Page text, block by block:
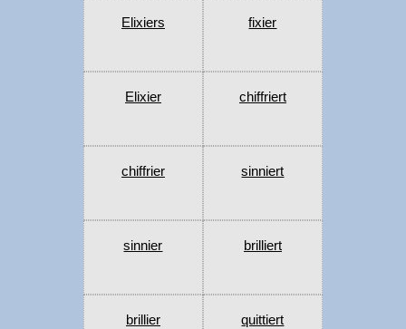
Elixiers fixier
Elixier chiffriert
chiffrier sinniert
sinnier brilliert
brillier quittiert